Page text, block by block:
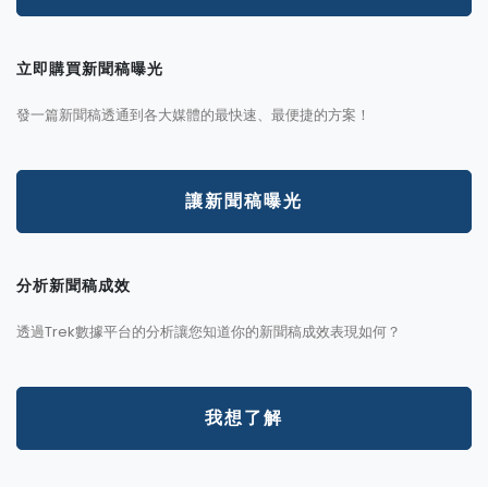
立即購買新聞稿曝光
發一篇新聞稿透通到各大媒體的最快速、最便捷的方案！
讓新聞稿曝光
分析新聞稿成效
透過Trek數據平台的分析讓您知道你的新聞稿成效表現如何？
我想了解